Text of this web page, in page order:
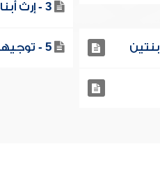
3 - إرث أبناء الابن مع أعمامهم
5 - توجيهات لمن يستقدمون العمال من الخارج